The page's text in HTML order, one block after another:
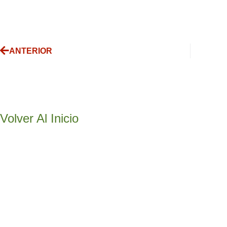
ANTERIOR
Volver Al Inicio